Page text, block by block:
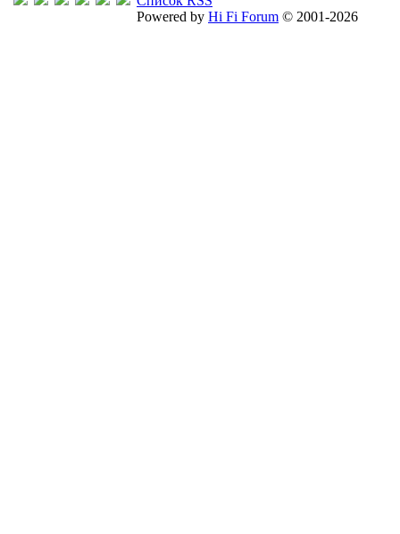
Powered by Hi Fi Forum © 2001-2026